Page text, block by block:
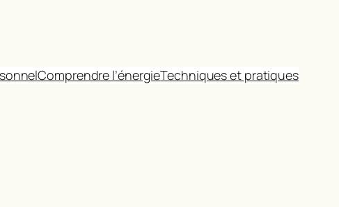
Comprendre l’énergieTechniques et pratiques